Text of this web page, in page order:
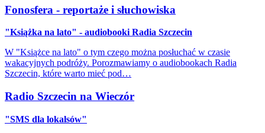
Fonosfera - reportaże i słuchowiska
"Książka na lato" - audiobooki Radia Szczecin
W "Książce na lato" o tym czego można posłuchać w czasie
wakacyjnych podróży. Porozmawiamy o audiobookach Radia
Szczecin, które warto mieć pod…
Radio Szczecin na Wieczór
"SMS dla lokalsów"